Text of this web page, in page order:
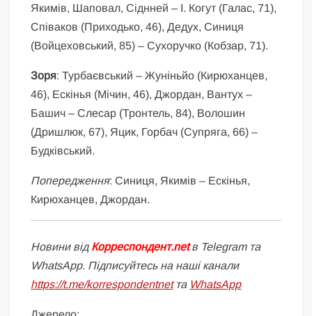
Якимів, Шаповал, Сіднней – І. Когут (Галас, 71),
Співаков (Приходько, 46), Дедух, Синиця
(Войцеховський, 85) – Сухоручко (Кобзар, 71).
Зоря: Турбаєвський – Жуніньйо (Кирюханцев,
46), Ескінья (Мічин, 46), Джордан, Вантух –
Башич – Слесар (Тронтель, 84), Волошин
(Дришлюк, 67), Яцик, Горбач (Супряга, 66) –
Будківський.
Попередження: Синиця, Якимів – Ескінья,
Кирюханцев, Джордан.
Новини відКорреспондент.netв Telegram та
WhatsApp. Підписуйтесь на наші канали
https://t.me/korrespondentnetта WhatsApp